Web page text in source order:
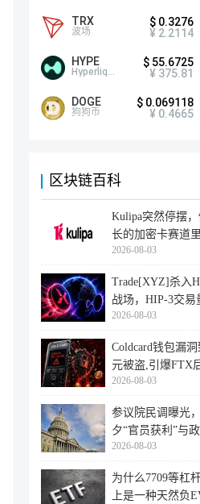
TRX
波场
$ 0.3276
¥ 2.2114
HYPE
Hyperliquid
$ 55.6725
¥ 375.81
DOGE
狗狗币
$ 0.069118
¥ 0.4665
区块链百科
Kulipa突然停摆
长的加密卡赛道里
2026-08-03
Trade[XYZ]杀入
战场，HIP-3交易
2026-08-03
Coldcard钱包漏
元被盗,引爆FTX
迁移潮
2026-08-03
参议院民调曝光
夕“官员获利”与
大
2026-08-03
为什么7709等杠
上是一种天然负